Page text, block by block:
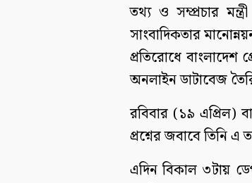
তথ্য ও সম্প্রচার
সাংবাদিকতার
প্রতিরোধে বাংলাদেশ
অনলাইন ডাটাবেজ
রবিবার (১৯
প্রশ্নের জবাবে তিনি এ
এদিন বিকাল ৩টায়